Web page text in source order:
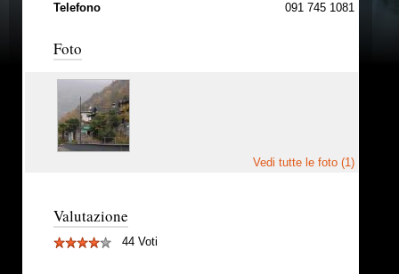
Telefono 091 745 1081
Foto
Vedi tutte le foto (1)
Valutazione
44 Voti